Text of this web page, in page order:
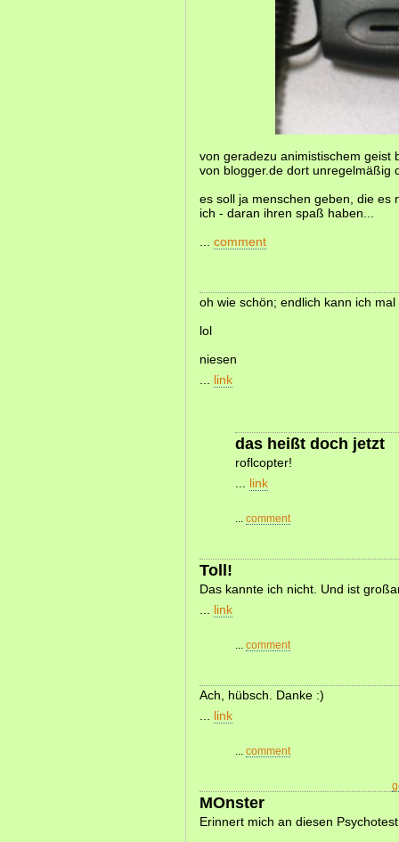
von geradezu animistischem geist
von blogger.de dort unregelmäßig
es soll ja menschen geben, die es
ich - daran ihren spaß haben...
comment
oh wie schön; endlich kann ich
lol
niesen
link
das heißt doch jetzt
roflcopter!
link
comment
Toll!
Das kannte ich nicht. Und ist
link
comment
Ach, hübsch. Danke :)
link
comment
MOnster
Erinnert mich an diesen